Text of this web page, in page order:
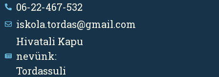
06-22-467-532
iskola.tordas@gmail.com
Hivatali Kapu
nevünk:
Tordassuli